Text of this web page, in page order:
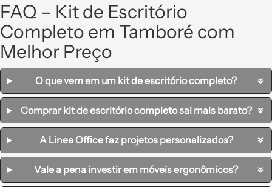
FAQ – Kit de Escritório
Completo em Tamboré com
Melhor Preço
O que vem em um kit de escritório completo?
Comprar kit de escritório completo sai mais barato?
A Linea Office faz projetos personalizados?
Vale a pena investir em móveis ergonômicos?